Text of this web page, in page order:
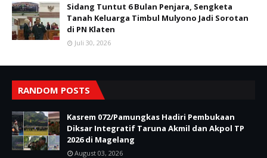
Sidang Tuntut 6 Bulan Penjara, Sengketa
Tanah Keluarga Timbul Mulyono Jadi Sorotan
di PN Klaten
Juli 30, 2026
RANDOM POSTS
Kasrem 072/Pamungkas Hadiri Pembukaan
Diksar Integratif Taruna Akmil dan Akpol TP
2026 di Magelang
August 03, 2026